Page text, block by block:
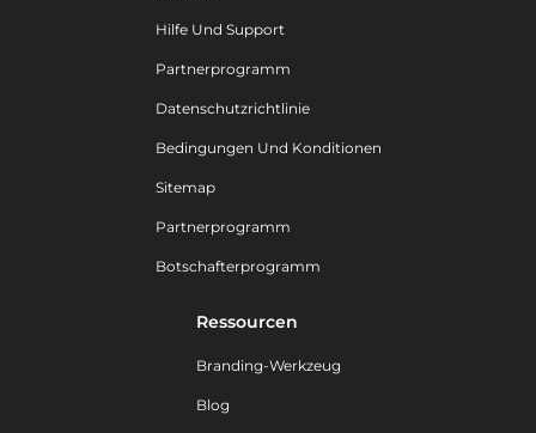
Hilfe Und Support
Partnerprogramm
Datenschutzrichtlinie
Bedingungen Und Konditionen
Sitemap
Partnerprogramm
Botschafterprogramm
Ressourcen
Branding-Werkzeug
Blog